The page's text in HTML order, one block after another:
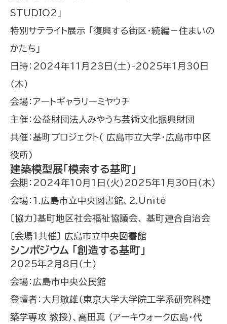
STUDIO2」
特別サテライト展示 「復興する街区・続編－住まいの
かたち」
日時：2024年11月23日（土）-2025年1月30日
（木）
会場：アートギャラリーミヤウチ
主催：公益財団法人みやうち芸術文化振興財団
共催：基町プロジェクト（ 広島市立大学・広島市中区
役所)
建築模型展「模索する基町」
会期：2024年10月1日（火）2025年1月30日（木）
会場：1.広島市立中央図書館、2.Unité
〔協力〕基町地区社会福祉協議会、 基町連合自治会
〔会場1共催〕 広島市立中央図書館
シンポジウム 「創造する基町」
2025年2月8日（土）
会場：広島市中央公民館
登壇者：大月敏雄（東京大学大学院工学系研究科建
築学専攻 教授）、高田真 （アーキウォーク広島・代